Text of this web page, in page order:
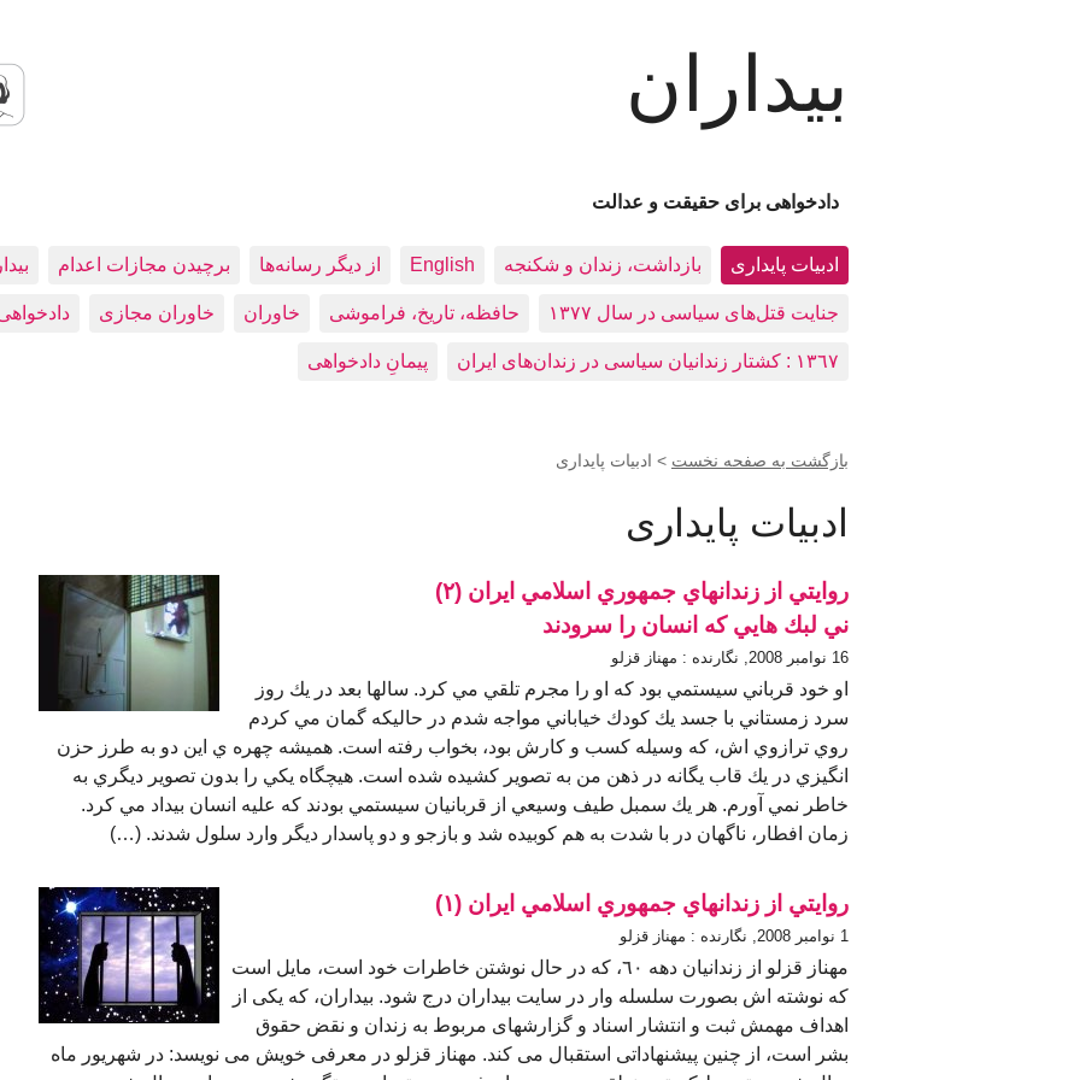
بیداران
دادخواهی برای حقیقت و عدالت
ادبيات پايداری بازداشت، زندان و شکنجه English از دیگر رسانه‌ها برچیدن مجازات اعدام
جنایت قتل‌های سیاسی در سال ۱۳۷۷ حافظه، تاريخ، فراموشی خاوران خاوران مجازی
١٣٦٧ : کشتار زندانيان سياسی در زندان‌های ایران پیمانِ دادخواهی
بازگشت به صفحه نخست > ادبيات پايداری
ادبيات پايداری
روايتي از زندانهاي جمهوري اسلامي ايران (٢)
ني لبك هايي كه انسان را سرودند
16 نوامبر 2008, نگارنده : مهناز قزلو
او خود قرباني سيستمي بود كه او را مجرم تلقي مي كرد. سالها بعد در يك روز
سرد زمستاني با جسد يك كودك خياباني مواجه شدم در حاليكه گمان مي كردم
روي ترازوي اش، که وسیله کسب و کارش بود، بخواب رفته است. هميشه چهره ي اين دو به طرز حزن
انگيزي در يك قاب يگانه در ذهن من به تصوير كشيده شده است. هيچگاه يكي را بدون تصوير ديگري به
خاطر نمي آورم. هر يك سمبل طيف وسيعي از قربانيان سيستمي بودند كه عليه انسان بيداد مي كرد.
زمان افطار، ناگهان در با شدت به هم كوبيده شد و بازجو و دو پاسدار ديگر وارد سلول شدند. (…)
روايتي از زندانهاي جمهوري اسلامي ايران (١)
1 نوامبر 2008, نگارنده : مهناز قزلو
مهناز قزلو از زندانیان دهه ٦٠، که در حال نوشتن خاطرات خود است، مایل است
که نوشته اش بصورت سلسله وار در سایت بیداران درج شود. بیداران، که یکی از
اهداف مهمش ثبت و انتشار اسناد و گزارشهای مربوط به زندان و نقض حقوق
بشر است، از چنین پیشنهاداتی استقبال می کند. مهناز قزلو در معرفی خویش می نویسد: در شهريور ماه